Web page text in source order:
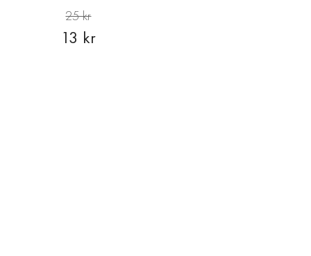
25 kr
13 kr